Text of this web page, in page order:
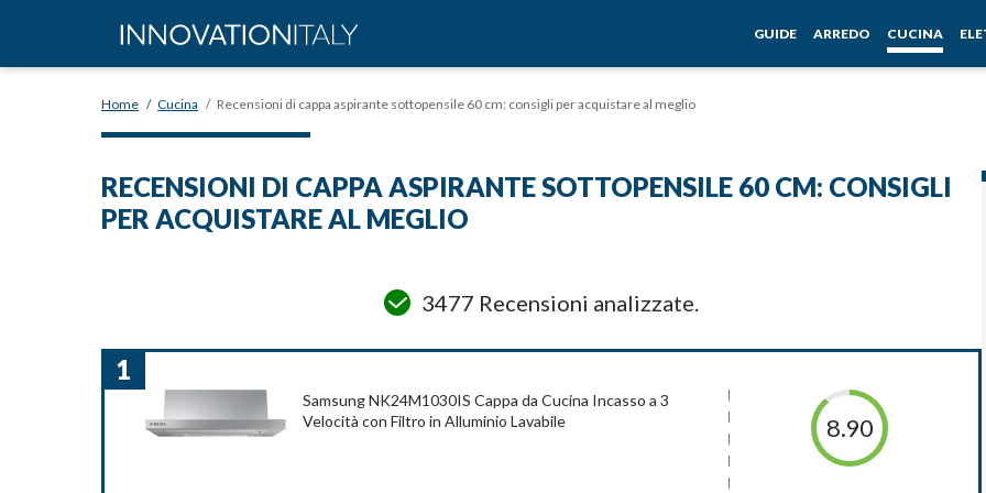
GUIDE ARREDO CUCINA
Home / Cucina / Recensioni di cappa aspirante sottopensile 60 cm: consigli per acquistare al meglio
RECENSIONI DI CAPPA ASPIRANTE SOTTOPENSILE 60 CM: CONSIGLI
PER ACQUISTARE AL MEGLIO
3477 Recensioni analizzate.
1
Samsung NK24M1030IS Cappa da Cucina Incasso a 3
Velocità con Filtro in Alluminio Lavabile
8.90